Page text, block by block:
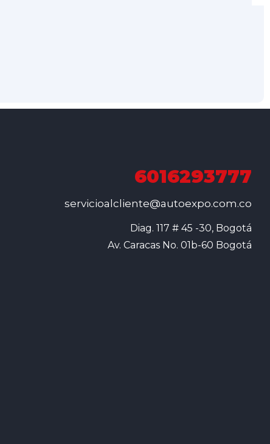
6016293777
servicioalcliente@autoexpo.com.co
Diag. 117 # 45 -30, Bogotá
Av. Caracas No. 01b-60 Bogotá